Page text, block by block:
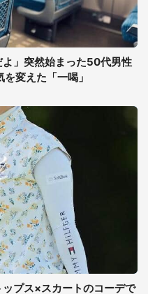
」突然始まった50代男性
変えた「一喝」
プス×スカートのコーデで